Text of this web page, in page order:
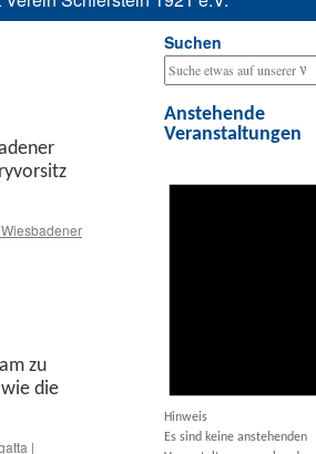
zu
die
|
Suchen
Anstehende
Veranstaltungen
Hinweis
Es sind keine anstehenden